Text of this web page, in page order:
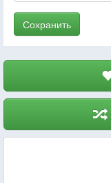
Сохранить